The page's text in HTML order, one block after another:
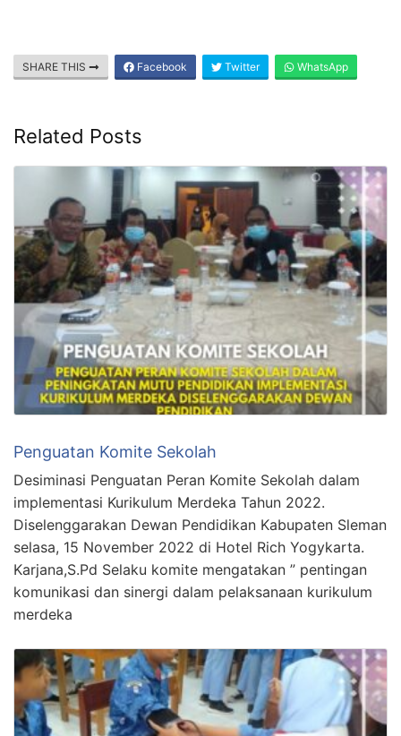
SHARE THIS Facebook Twitter WhatsApp
Related Posts
Penguatan Komite Sekolah
Desiminasi Penguatan Peran Komite Sekolah dalam
implementasi Kurikulum Merdeka Tahun 2022.
Diselenggarakan Dewan Pendidikan Kabupaten Sleman
selasa, 15 November 2022 di Hotel Rich Yogykarta.
Karjana,S.Pd Selaku komite mengatakan ” pentingan
komunikasi dan sinergi dalam pelaksanaan kurikulum
merdeka